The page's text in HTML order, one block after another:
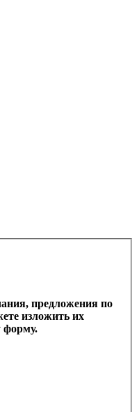
предложения по
изложить их
форму.